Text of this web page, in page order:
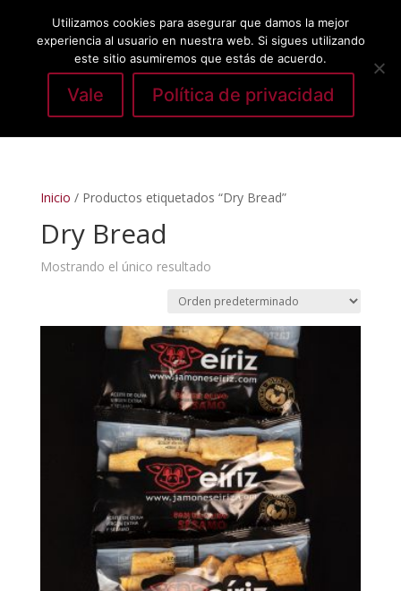
Seleccionar página
Inicio / Productos etiquetados “Dry Bread”
Dry Bread
Mostrando el único resultado
Utilizamos cookies para asegurar que damos la mejor
experiencia al usuario en nuestra web. Si sigues utilizando
este sitio asumiremos que estás de acuerdo.
Vale Política de privacidad